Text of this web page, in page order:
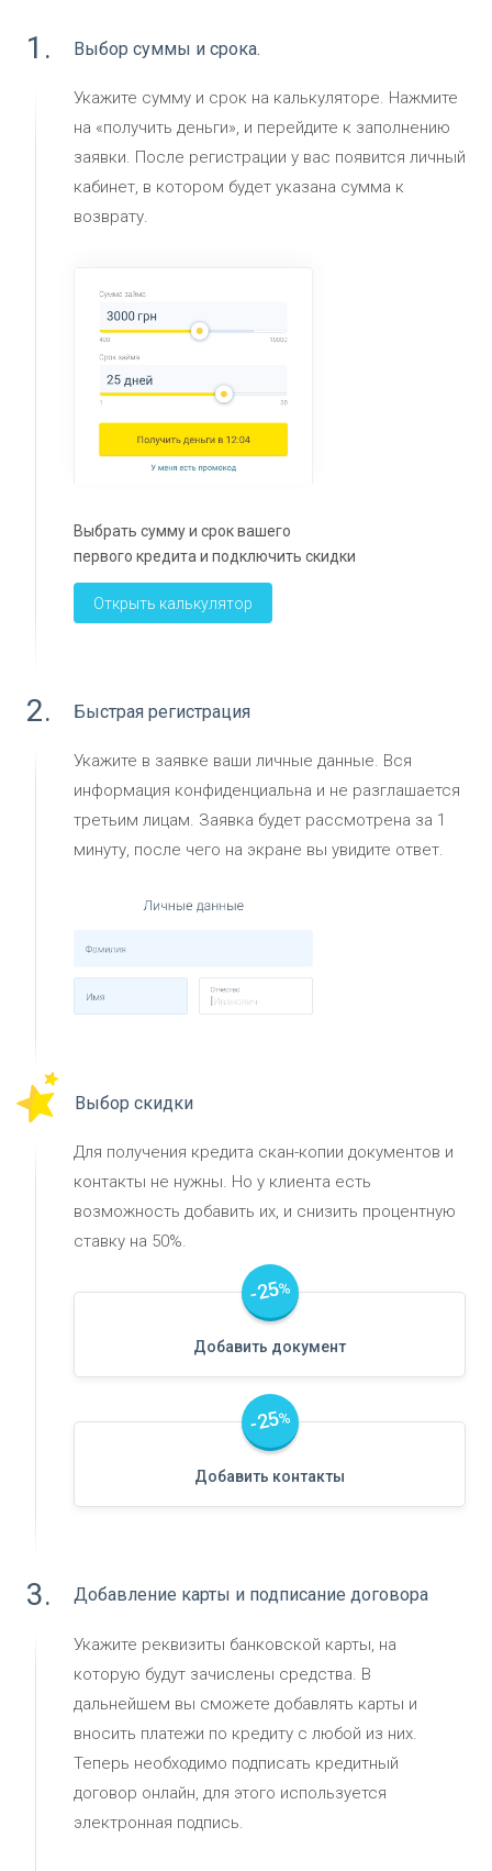
1. Выбор суммы и срока.
Укажите сумму и срок на калькуляторе. Нажмите
на «получить деньги», и перейдите к заполнению
заявки. После регистрации у вас появится личный
кабинет, в котором будет указана сумма к
возврату.
Выбрать сумму и срок вашего
первого кредита и подключить скидки
Открыть калькулятор
2. Быстрая регистрация
Укажите в заявке ваши личные данные. Вся
информация конфиденциальна и не разглашается
третьим лицам. Заявка будет рассмотрена за 1
минуту, после чего на экране вы увидите ответ.
Выбор скидки
Для получения кредита скан-копии документов и
контакты не нужны. Но у клиента есть
возможность добавить их, и снизить процентную
ставку на 50%.
-25%
Добавить документ
-25%
Добавить контакты
3. Добавление карты и подписание договора
Укажите реквизиты банковской карты, на
которую будут зачислены средства. В
дальнейшем вы сможете добавлять карты и
вносить платежи по кредиту с любой из них.
Теперь необходимо подписать кредитный
договор онлайн, для этого используется
электронная подпись.